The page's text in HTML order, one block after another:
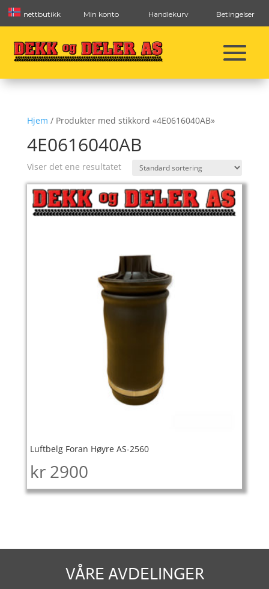
nettbutikk Min konto Handlekurv Betingelser
Hjem / Produkter med stikkord «4E0616040AB»
4E0616040AB
Viser det ene resultatet
Luftbelg Foran Høyre AS-2560
kr 2900
VÅRE AVDELINGER